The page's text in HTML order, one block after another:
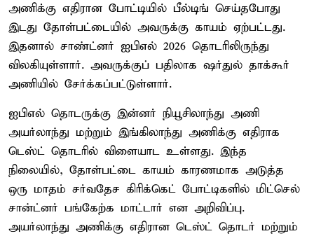
அணிக்கு எதிரான போட்டியில் பீல்டிங் செய்தபோது
இடது தோள்பட்டையில் அவருக்கு காயம் ஏற்பட்டது.
இதனால் சாண்ட்னர் ஐபிஎல் 2026 தொடரிலிருந்து
விலகியுள்ளார். அவருக்குப் பதிலாக ஷர்துல் தாக்கூர்
அணியில் சேர்க்கப்பட்டுள்ளார்.
ஐபிஎல் தொடருக்கு இன்னர் நியூசிலாந்து அணி
அயர்லாந்து மற்றும் இங்கிலாந்து அணிக்கு எதிராக
டெஸ்ட் தொடரில் விளையாட உள்ளது. இந்த
நிலையில், தோள்பட்டை காயம் காரணமாக அடுத்த
ஒரு மாதம் சர்வதேச கிரிக்கெட் போட்டிகளில் மிட்செல்
சான்ட்னர் பங்கேற்க மாட்டார் என அறிவிப்பு.
அயர்லாந்து அணிக்கு எதிரான டெஸ்ட் தொடர் மற்றும்